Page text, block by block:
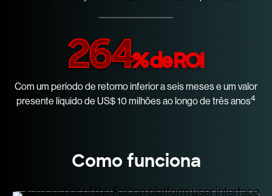
264% de ROI
Com um período de retorno inferior a seis meses e um valor
presente líquido de US$ 10 milhões ao longo de três anos4
Como funciona